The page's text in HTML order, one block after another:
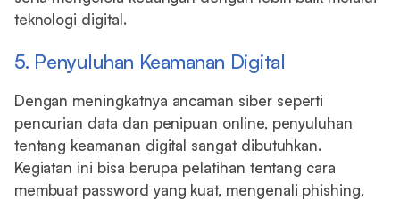
teknologi digital.
5. Penyuluhan Keamanan Digital
Dengan meningkatnya ancaman siber seperti
pencurian data dan penipuan online, penyuluhan
tentang keamanan digital sangat dibutuhkan.
Kegiatan ini bisa berupa pelatihan tentang cara
membuat password yang kuat, mengenali phishing,